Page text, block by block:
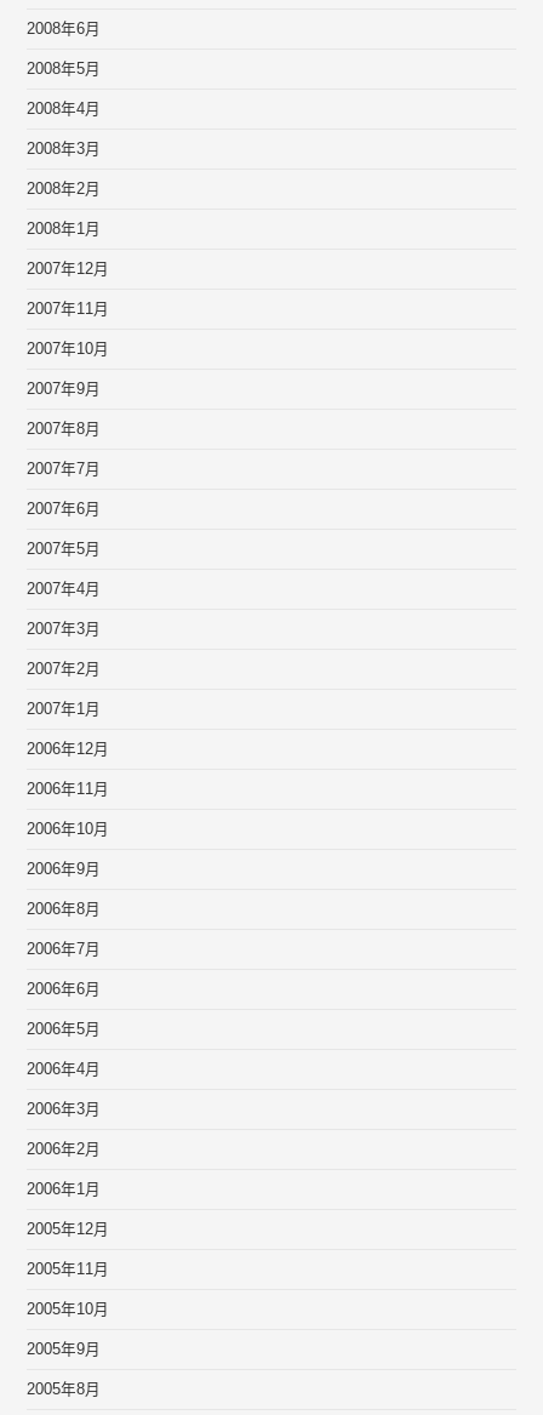
2008年6月
2008年5月
2008年4月
2008年3月
2008年2月
2008年1月
2007年12月
2007年11月
2007年10月
2007年9月
2007年8月
2007年7月
2007年6月
2007年5月
2007年4月
2007年3月
2007年2月
2007年1月
2006年12月
2006年11月
2006年10月
2006年9月
2006年8月
2006年7月
2006年6月
2006年5月
2006年4月
2006年3月
2006年2月
2006年1月
2005年12月
2005年11月
2005年10月
2005年9月
2005年8月